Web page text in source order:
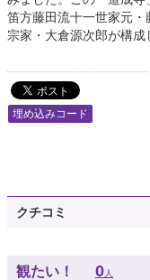
笛方藤田流十一世家元
宗家・大倉源次郎が構成
埋め込みコード
クチコミ
観たい！ 0人